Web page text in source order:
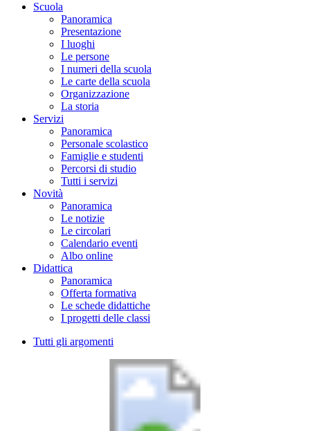
Scuola
Panoramica
Presentazione
I luoghi
Le persone
I numeri della scuola
Le carte della scuola
Organizzazione
La storia
Servizi
Panoramica
Personale scolastico
Famiglie e studenti
Percorsi di studio
Tutti i servizi
Novità
Panoramica
Le notizie
Le circolari
Calendario eventi
Albo online
Didattica
Panoramica
Offerta formativa
Le schede didattiche
I progetti delle classi
Tutti gli argomenti